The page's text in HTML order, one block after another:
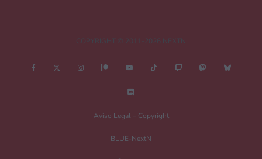
Aviso Legal – Copyright
BLUE-NextN